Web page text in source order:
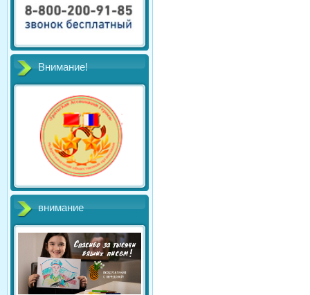
Внимание!
внимание